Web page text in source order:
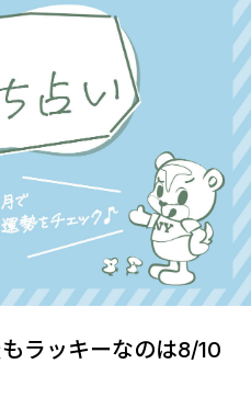
ラッキーなのは8/10